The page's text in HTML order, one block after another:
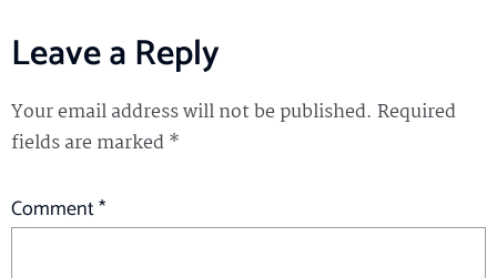
Leave a Reply
Your email address will not be published. Required
fields are marked*
Comment*